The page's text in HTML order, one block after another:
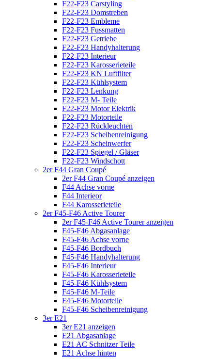
F22-F23 Carstyling
F22-F23 Domstreben
F22-F23 Embleme
F22-F23 Fussmatten
F22-F23 Getriebe
F22-F23 Handyhalterung
F22-F23 Interieur
F22-F23 Karosserieteile
F22-F23 KN Luftfilter
F22-F23 Kühlsystem
F22-F23 Lenkung
F22-F23 M- Teile
F22-F23 Motor Elektrik
F22-F23 Motorteile
F22-F23 Rückleuchten
F22-F23 Scheibenreinigung
F22-F23 Scheinwerfer
F22-F23 Spiegel / Gläser
F22-F23 Windschott
2er F44 Gran Coupé
2er F44 Gran Coupé anzeigen
F44 Achse vorne
F44 Interieor
F44 Karosserieteile
2er F45-F46 Active Tourer
2er F45-F46 Active Tourer anzeigen
F45-F46 Abgasanlage
F45-F46 Achse vorne
F45-F46 Bordbuch
F45-F46 Handyhalterung
F45-F46 Interieur
F45-F46 Karosserieteile
F45-F46 Kühlsystem
F45-F46 M-Teile
F45-F46 Motorteile
F45-F46 Scheibenreinigung
3er E21
3er E21 anzeigen
E21 Abgasanlage
E21 AC Schnitzer Teile
E21 Achse hinten